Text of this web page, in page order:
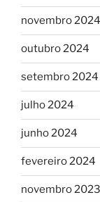
novembro 2024
outubro 2024
setembro 2024
julho 2024
junho 2024
fevereiro 2024
novembro 2023